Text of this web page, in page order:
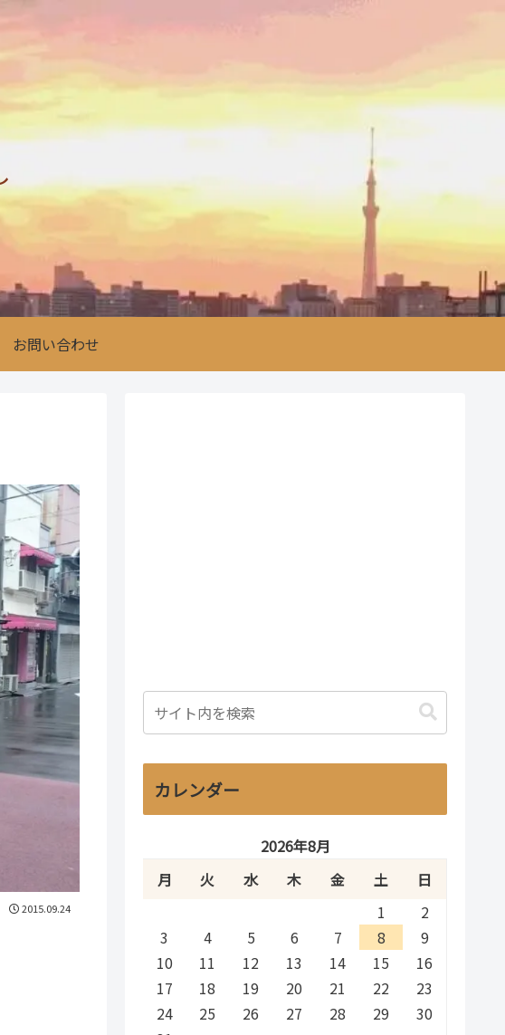
お問い合わせ
2015.09.24
カレンダー
2026年8月
月
火 水 木 金 土
日
1
2
3
4 5 6 7 8
9
10
11 12 13 14 15
16
17
18 19 20 21 22
23
24
25 26 27 28 29
30